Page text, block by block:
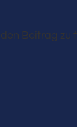
Beitrag zu